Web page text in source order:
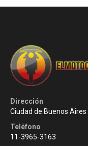
Dirección
Ciudad de Buenos Aires
Teléfono
11-3965-3163